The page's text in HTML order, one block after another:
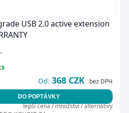
USB 2.0 active extension
Od: 368 CZK bez DPH
DO POPTÁVKY
lepší cena / množství / alternativy